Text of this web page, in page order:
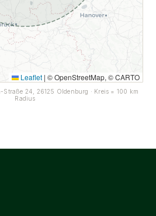
Leaflet | © OpenStreetMap, © CARTO
24, 26125 Oldenburg · Kreis = 100 km
Radius